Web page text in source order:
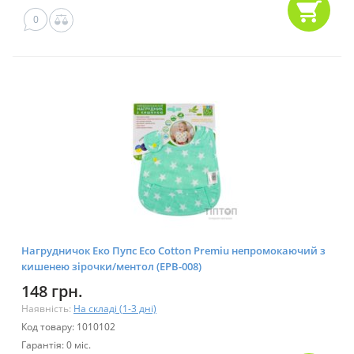
0
Нагрудничок Еко Пупс Eсo Cotton Premiu непромокаючий з
кишенею зірочки/ментол (EPB-008)
148 грн.
Наявність: На складі (1-3 дні)
Код товару: 1010102
Гарантія: 0 міс.